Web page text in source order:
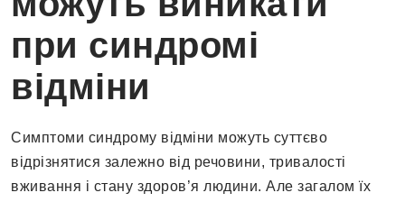
при синдромі
відміни
Симптоми синдрому відміни можуть суттєво
відрізнятися залежно від речовини, тривалості
вживання і стану здоров’я людини. Але загалом їх